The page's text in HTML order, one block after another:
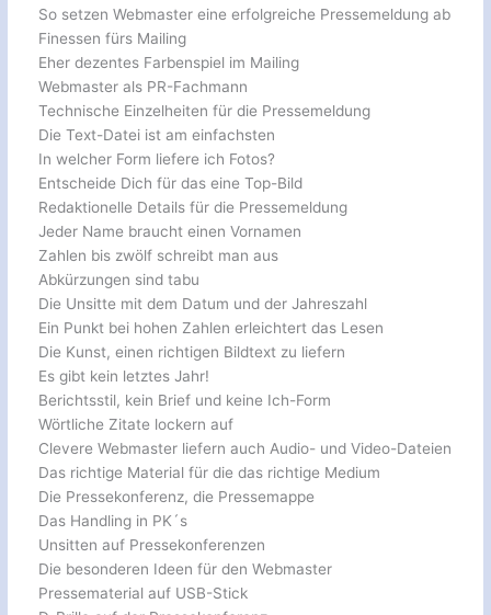
So setzen Webmaster eine erfolgreiche Pressemeldung ab
Finessen fürs Mailing
Eher dezentes Farbenspiel im Mailing
Webmaster als PR-Fachmann
Technische Einzelheiten für die Pressemeldung
Die Text-Datei ist am einfachsten
In welcher Form liefere ich Fotos?
Entscheide Dich für das eine Top-Bild
Redaktionelle Details für die Pressemeldung
Jeder Name braucht einen Vornamen
Zahlen bis zwölf schreibt man aus
Abkürzungen sind tabu
Die Unsitte mit dem Datum und der Jahreszahl
Ein Punkt bei hohen Zahlen erleichtert das Lesen
Die Kunst, einen richtigen Bildtext zu liefern
Es gibt kein letztes Jahr!
Berichtsstil, kein Brief und keine Ich-Form
Wörtliche Zitate lockern auf
Clevere Webmaster liefern auch Audio- und Video-Dateien
Das richtige Material für die das richtige Medium
Die Pressekonferenz, die Pressemappe
Das Handling in PK´s
Unsitten auf Pressekonferenzen
Die besonderen Ideen für den Webmaster
Pressematerial auf USB-Stick